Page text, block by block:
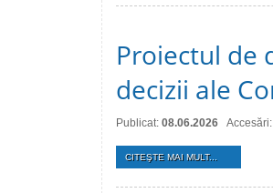
Proiectul de
decizii ale
Publicat: 08.06.2026
CITEŞTE MAI MULT...